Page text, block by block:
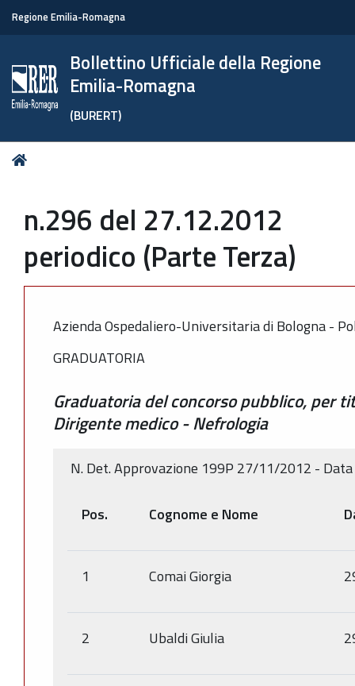
Regione Emilia-Romagna
Bollettino Ufficiale della Regione
Emilia-Romagna
(BURERT)
Tu
n.296 del 27.12.2012
periodico (Parte Terza)
Azienda Ospedaliero-Universitaria di Bologna -
GRADUATORIA
Graduatoria del concorso pubblico, per
Dirigente medico - Nefrologia
N. Det. Approvazione 199P 27/11/2012 -
Pos. Cognome e Nome
1 Comai Giorgia
2 Ubaldi Giulia